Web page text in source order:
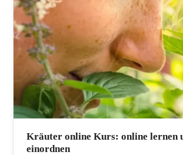
Kräuter online Kurs: online lernen
einordnen